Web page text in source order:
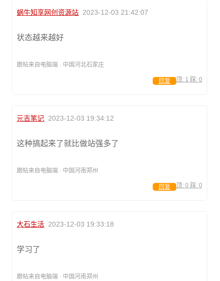
蜗牛知享网创资源站 2023-12-03 21:42:07
状态越来越好
跟帖来自电脑端 · 中国河北石家庄
顶: 1 踩: 0
回复
元吉笔记 2023-12-03 19:34:12
这种搞起来了就比做站强多了
跟帖来自电脑端 · 中国河南郑州
顶: 0 踩: 0
回复
大石生活 2023-12-03 19:33:18
学习了
跟帖来自电脑端 · 中国河南郑州